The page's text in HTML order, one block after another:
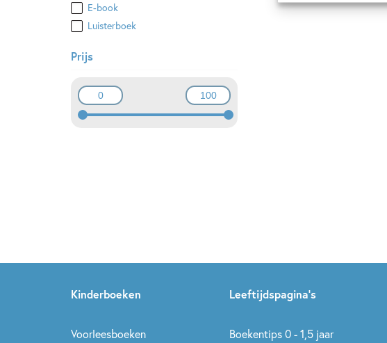
E-book
Luisterboek
Prijs
Hardcover
Kinderboeken
Voorleesboeken
Leeftijdspagina’s
Boekentips 0 - 1,5 jaar